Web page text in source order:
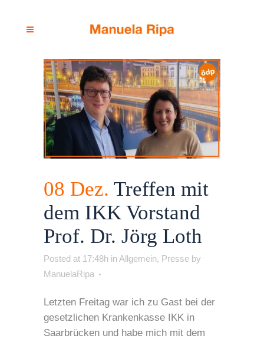
08 Dez. Treffen mit
dem IKK Vorstand
Prof. Dr. Jörg Loth
Posted at 17:48h inAllgemein, Presse by
ManuelaRipa
Letzten Freitag war ich zu Gast bei der
gesetzlichen Krankenkasse IKK in
Saarbrücken und habe mich mit dem